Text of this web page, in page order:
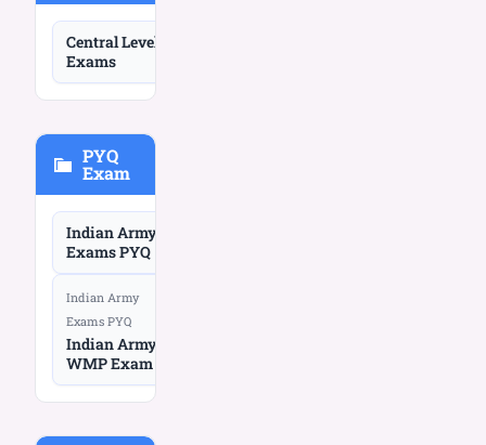
Central Level
Exams
PYQ
Exam
Indian Army
Exams PYQ
Indian Army
Exams PYQ
Indian Army
WMP Exam